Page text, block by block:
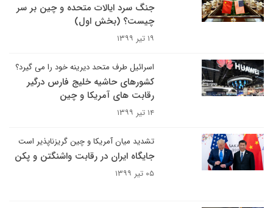
جنگ سرد ایالات متحده و چین بر سر
چیست؟ (بخش اول)
۱۹ تیر ۱۳۹۹
اسرائیل طرف متحد دیرینه خود را می گیرد؟ ​​​​​​​
کشورهای حاشیه خلیج فارس درگیر
رقابت های آمریکا و چین
۱۴ تیر ۱۳۹۹
تشدید میان آمریکا و چین گریزناپذیر است
جایگاه ایران در رقابت واشنگتن و پکن
۰۵ تیر ۱۳۹۹